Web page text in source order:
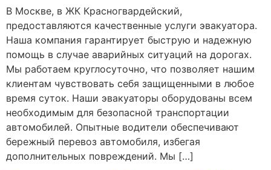
В Москве, в ЖК Красногвардейский,
предоставляются качественные услуги эвакуатора.
Наша компания гарантирует быструю и надежную
помощь в случае аварийных ситуаций на дорогах.
Мы работаем круглосуточно, что позволяет нашим
клиентам чувствовать себя защищенными в любое
время суток. Наши эвакуаторы оборудованы всем
необходимым для безопасной транспортации
автомобилей. Опытные водители обеспечивают
бережный перевоз автомобиля, избегая
дополнительных повреждений. Мы […]